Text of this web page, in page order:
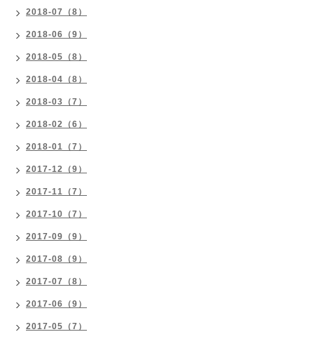
2018-07（8）
2018-06（9）
2018-05（8）
2018-04（8）
2018-03（7）
2018-02（6）
2018-01（7）
2017-12（9）
2017-11（7）
2017-10（7）
2017-09（9）
2017-08（9）
2017-07（8）
2017-06（9）
2017-05（7）